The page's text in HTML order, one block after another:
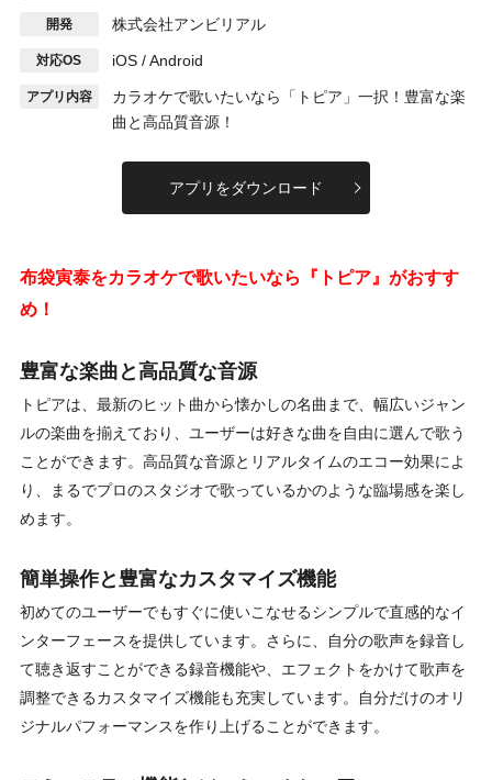
開発 株式会社アンビリアル
対応OS iOS / Android
アプリ内容
カラオケで歌いたいなら「トピア」一択！豊富な楽
曲と高品質音源！
アプリをダウンロード
布袋寅泰をカラオケで歌いたいなら『トピア』がおすす
め！
豊富な楽曲と高品質な音源
トピアは、最新のヒット曲から懐かしの名曲まで、幅広いジャン
ルの楽曲を揃えており、ユーザーは好きな曲を自由に選んで歌う
ことができます。高品質な音源とリアルタイムのエコー効果によ
り、まるでプロのスタジオで歌っているかのような臨場感を楽し
めます。
簡単操作と豊富なカスタマイズ機能
初めてのユーザーでもすぐに使いこなせるシンプルで直感的なイ
ンターフェースを提供しています。さらに、自分の歌声を録音し
て聴き返すことができる録音機能や、エフェクトをかけて歌声を
調整できるカスタマイズ機能も充実しています。自分だけのオリ
ジナルパフォーマンスを作り上げることができます。